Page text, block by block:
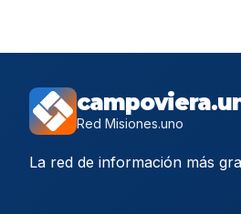
Red Misiones.uno
La red de información más